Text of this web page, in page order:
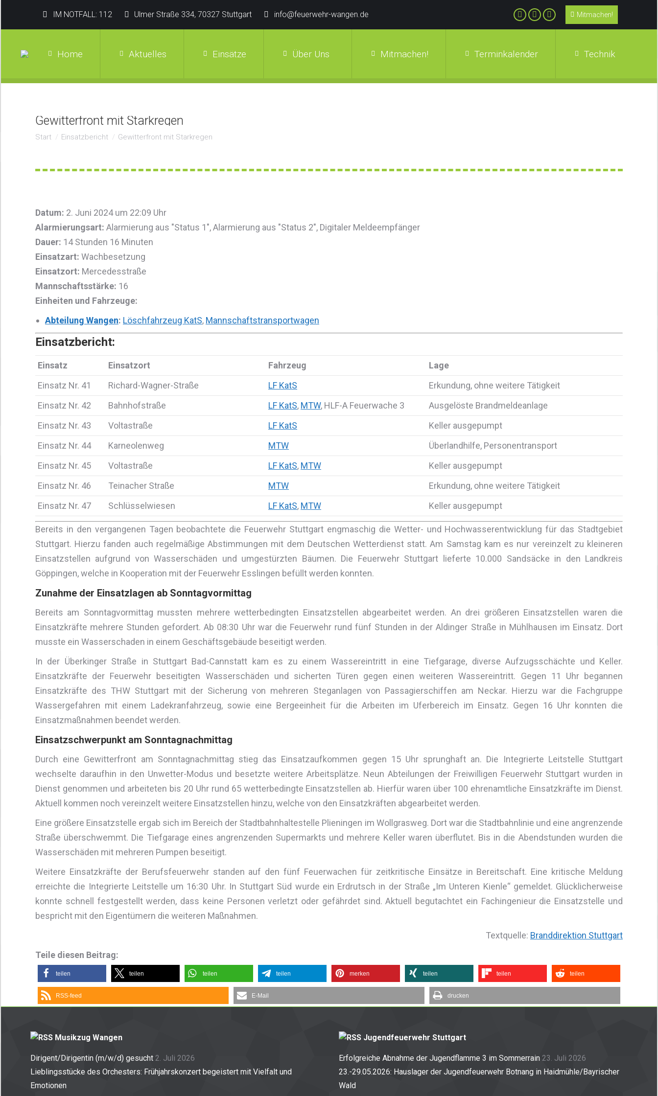
IM NOTFALL: 112 Ulmer Straße 334, 70327 Stuttgart info@feuerwehr-wangen.de Mitmachen!
Home Aktuelles Einsätze Über Uns Mitmachen! Terminkalender Technik
Gewitterfront mit Starkregen
Sie befinden sich hier:
Start Einsatzbericht Gewitterfront mit Starkregen
Datum: 2. Juni 2024 um 22:09 Uhr
Alarmierungsart: Alarmierung aus "Status 1", Alarmierung aus "Status 2", Digitaler Meldeempfänger
Dauer: 14 Stunden 16 Minuten
Einsatzart: Wachbesetzung
Einsatzort: Mercedesstraße
Mannschaftsstärke: 16
Einheiten und Fahrzeuge:
Abteilung Wangen: Löschfahrzeug KatS, Mannschaftstransportwagen
Einsatzbericht:
Einsatz Einsatzort Fahrzeug
Lage
Einsatz Nr. 41
Richard-Wagner-Straße LF KatS
Erkundung, ohne weitere Tätigkeit
Einsatz Nr. 42
Bahnhofstraße LF KatS, MTW, HLF-A Feuerwache 3
Ausgelöste Brandmeldeanlage
Einsatz Nr. 43
Voltastraße LF KatS
Keller ausgepumpt
Einsatz Nr. 44
Karneolenweg MTW
Überlandhilfe, Personentransport
Einsatz Nr. 45
Voltastraße LF KatS, MTW
Keller ausgepumpt
Einsatz Nr. 46
Teinacher Straße MTW
Erkundung, ohne weitere Tätigkeit
Einsatz Nr. 47
Schlüsselwiesen LF KatS, MTW Keller ausgepumpt
Bereits in den vergangenen Tagen beobachtete die Feuerwehr Stuttgart engmaschig die Wetter- und Hochwasserentwicklung für das Stadtgebiet
Stuttgart. Hierzu fanden auch regelmäßige Abstimmungen mit dem Deutschen Wetterdienst statt. Am Samstag kam es nur vereinzelt zu kleineren
Einsatzstellen aufgrund von Wasserschäden und umgestürzten Bäumen. Die Feuerwehr Stuttgart lieferte 10.000 Sandsäcke in den Landkreis
Göppingen, welche in Kooperation mit der Feuerwehr Esslingen befüllt werden konnten.
Zunahme der Einsatzlagen ab Sonntagvormittag
Bereits am Sonntagvormittag mussten mehrere wetterbedingten Einsatzstellen abgearbeitet werden. An drei größeren Einsatzstellen waren die
Einsatzkräfte mehrere Stunden gefordert. Ab 08:30 Uhr war die Feuerwehr rund fünf Stunden in der Aldinger Straße in Mühlhausen im Einsatz. Dort
musste ein Wasserschaden in einem Geschäftsgebäude beseitigt werden.
In der Überkinger Straße in Stuttgart Bad-Cannstatt kam es zu einem Wassereintritt in eine Tiefgarage, diverse Aufzugsschächte und Keller.
Einsatzkräfte der Feuerwehr beseitigten Wasserschäden und sicherten Türen gegen einen weiteren Wassereintritt. Gegen 11 Uhr begannen
Einsatzkräfte des THW Stuttgart mit der Sicherung von mehreren Steganlagen von Passagierschiffen am Neckar. Hierzu war die Fachgruppe
Wassergefahren mit einem Ladekranfahrzeug, sowie eine Bergeeinheit für die Arbeiten im Uferbereich im Einsatz. Gegen 16 Uhr konnten die
Einsatzmaßnahmen beendet werden.
Einsatzschwerpunkt am Sonntagnachmittag
Durch eine Gewitterfront am Sonntagnachmittag stieg das Einsatzaufkommen gegen 15 Uhr sprunghaft an. Die Integrierte Leitstelle Stuttgart
wechselte daraufhin in den Unwetter-Modus und besetzte weitere Arbeitsplätze. Neun Abteilungen der Freiwilligen Feuerwehr Stuttgart wurden in
Dienst genommen und arbeiteten bis 20 Uhr rund 65 wetterbedingte Einsatzstellen ab. Hierfür waren über 100 ehrenamtliche Einsatzkräfte im Dienst.
Aktuell kommen noch vereinzelt weitere Einsatzstellen hinzu, welche von den Einsatzkräften abgearbeitet werden.
Eine größere Einsatzstelle ergab sich im Bereich der Stadtbahnhaltestelle Plieningen im Wollgrasweg. Dort war die Stadtbahnlinie und eine angrenzende
Straße überschwemmt. Die Tiefgarage eines angrenzenden Supermarkts und mehrere Keller waren überflutet. Bis in die Abendstunden wurden die
Wasserschäden mit mehreren Pumpen beseitigt.
Weitere Einsatzkräfte der Berufsfeuerwehr standen auf den fünf Feuerwachen für zeitkritische Einsätze in Bereitschaft. Eine kritische Meldung
erreichte die Integrierte Leitstelle um 16:30 Uhr. In Stuttgart Süd wurde ein Erdrutsch in der Straße „Im Unteren Kienle“ gemeldet. Glücklicherweise
konnte schnell festgestellt werden, dass keine Personen verletzt oder gefährdet sind. Aktuell begutachtet ein Fachingenieur die Einsatzstelle und
bespricht mit den Eigentümern die weiteren Maßnahmen.
Textquelle: Branddirektion Stuttgart
Teile diesen Beitrag:
teilen teilen teilen teilen merken teilen teilen teilen
RSS-feed E-Mail drucken
Musikzug Wangen
Dirigent/Dirigentin (m/w/d) gesucht 2. Juli 2026
Lieblingsstücke des Orchesters: Frühjahrskonzert begeistert mit Vielfalt und
Emotionen
Jugendfeuerwehr Stuttgart
Erfolgreiche Abnahme der Jugendflamme 3 im Sommerrain 23. Juli 2026
23.-29.05.2026: Hauslager der Jugendfeuerwehr Botnang in Haidmühle/Bayrischer
Wald